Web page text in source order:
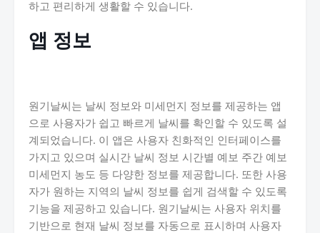
하고 편리하게 생활할 수 있습니다.
앱 정보
원기날씨는 날씨 정보와 미세먼지 정보를 제공하는 앱
으로 사용자가 쉽고 빠르게 날씨를 확인할 수 있도록 설
계되었습니다. 이 앱은 사용자 친화적인 인터페이스를
가지고 있으며 실시간 날씨 정보 시간별 예보 주간 예보
미세먼지 농도 등 다양한 정보를 제공합니다. 또한 사용
자가 원하는 지역의 날씨 정보를 쉽게 검색할 수 있도록
기능을 제공하고 있습니다. 원기날씨는 사용자 위치를
기반으로 현재 날씨 정보를 자동으로 표시하며 사용자